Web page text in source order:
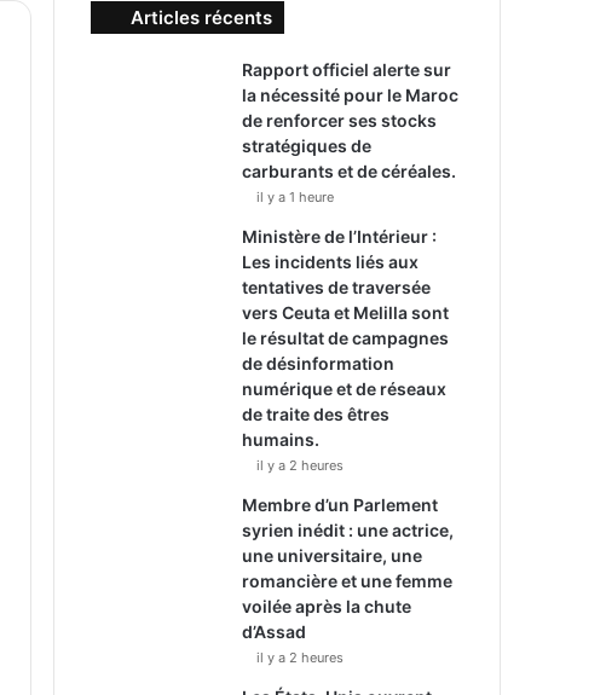
Articles récents
Rapport officiel alerte sur
la nécessité pour le Maroc
de renforcer ses stocks
stratégiques de
carburants et de céréales.
il y a 1 heure
Ministère de l’Intérieur :
Les incidents liés aux
tentatives de traversée
vers Ceuta et Melilla sont
le résultat de campagnes
de désinformation
numérique et de réseaux
de traite des êtres
humains.
il y a 2 heures
Membre d’un Parlement
syrien inédit : une actrice,
une universitaire, une
romancière et une femme
voilée après la chute
d’Assad
il y a 2 heures